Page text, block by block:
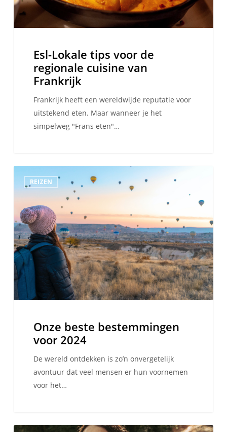
regionale
cuisine
Esl-Lokale tips voor de
regionale cuisine van
Frankrijk
Frankrijk heeft een wereldwijde reputatie voor
uitstekend eten. Maar wanneer je het
simpelweg "Frans eten"…
beste
bestemmingen
voor
2024
REIZEN
Onze beste bestemmingen
voor 2024
De wereld ontdekken is zo’n onvergetelijk
avontuur dat veel mensen er hun voornemen
voor het…